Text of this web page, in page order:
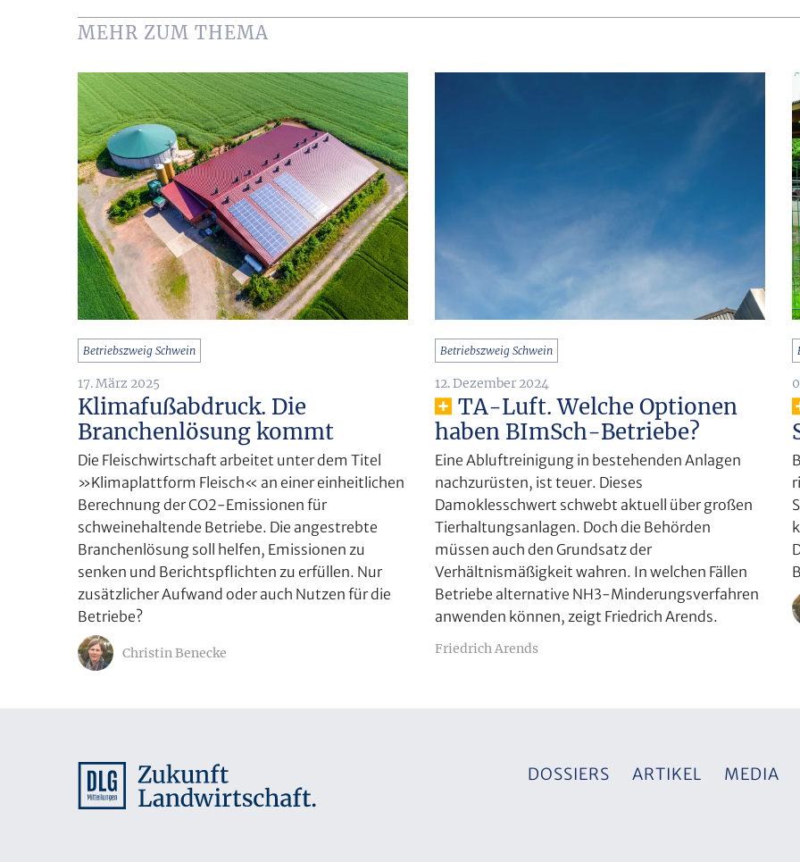
MEHR ZUM THEMA
Betriebszweig Schwein
17. März 2025
Klimafußabdruck. Die
Branchenlösung kommt
Die Fleischwirtschaft arbeitet unter dem Titel
»Klimaplattform Fleisch« an einer einheitlichen
Berechnung der CO2-Emissionen für
schweinehaltende Betriebe. Die angestrebte
Branchenlösung soll helfen, Emissionen zu
senken und Berichtspflichten zu erfüllen. Nur
zusätzlicher Aufwand oder auch Nutzen für die
Betriebe?
Christin Benecke
Betriebszweig Schwein
12. Dezember 2024
TA-Luft. Welche Optionen
haben BImSch-Betriebe?
Eine Abluftreinigung in bestehenden Anlagen
nachzurüsten, ist teuer. Dieses
Damoklesschwert schwebt aktuell über großen
Tierhaltungsanlagen. Doch die Behörden
müssen auch den Grundsatz der
Verhältnismäßigkeit wahren. In welchen Fällen
Betriebe alternative NH3-Minderungsverfahren
anwenden können, zeigt Friedrich Arends.
Friedrich Arends
DOSSIERS ARTIKEL MEDIA